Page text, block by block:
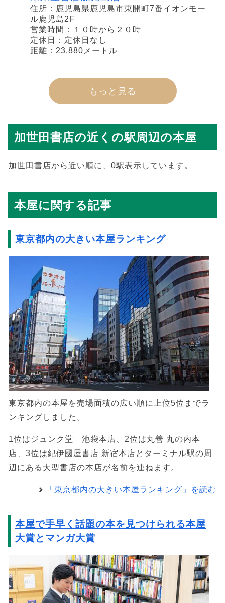
住所：鹿児島県鹿児島市東開町7番イオンモー
ル鹿児島2F
営業時間：１０時から２０時
定休日：定休日なし
距離：23,880メートル
もっと見る
加世田書店の近くの駅周辺の本屋
加世田書店から近い順に、0駅表示しています。
本屋に関する記事
東京都内の大きい本屋ランキング
東京都内の本屋を売場面積の広い順に上位5位までラ
ンキングしました。
1位はジュンク堂 池袋本店、2位は丸善 丸の内本
店、3位は紀伊國屋書店 新宿本店とターミナル駅の周
辺にある大型書店の本店が名前を連ねます。
「東京都内の大きい本屋ランキング」を読む
本屋で手早く話題の本を見つけられる本屋
大賞とマンガ大賞